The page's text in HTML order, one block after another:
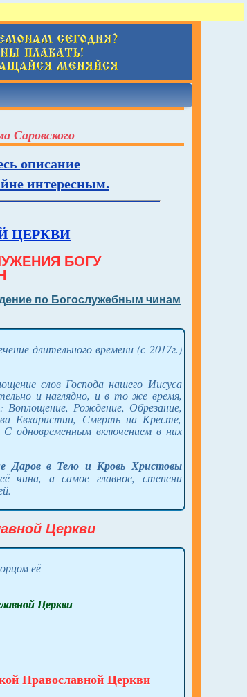
Саровского
описание
интересным.
ЦЕРКВИ
БОГУ
по Богослужебным чинам
длительного времени (с 2017г.)
слов Господа нашего Иисуса
и наглядно, и в то же время,
Рождение, Обрезание,
Евхаристии, Смерть на Кресте,
одновременным включением в них
Даров в Тело и Кровь Христовы
чина, а самое главное, степени
Церкви
её
Церкви
Православной Церкви